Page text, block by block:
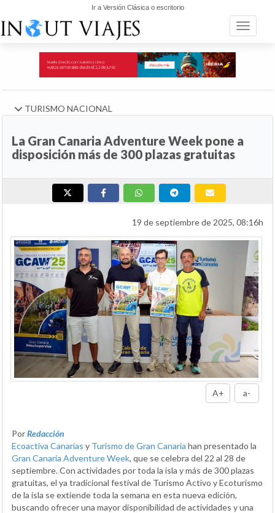
Ir a Versión Clásica o escritorio
Toggle
TURISMO NACIONAL
La Gran Canaria Adventure Week pone a
disposición más de 300 plazas gratuitas
19 de septiembre de 2025, 08:16h
A+ a-
PorRedacción
Ecoactiva Canarias y Turismo de Gran Canaria han presentado la
Gran Canaria Adventure Week, que se celebra del 22 al 28 de
septiembre. Con actividades por toda la isla y más de 300 plazas
gratuitas, el ya tradicional festival de Turismo Activo y Ecoturismo
de la isla se extiende toda la semana en esta nueva edición,
buscando ofrecer una mayor disponibilidad de actividades y una